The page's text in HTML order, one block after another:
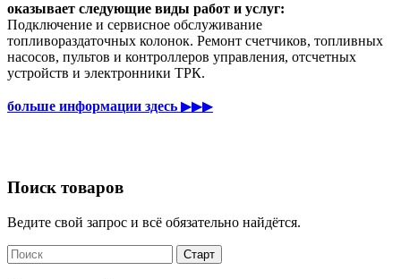
оказывает следующие виды работ и услуг:
Подключение и сервисное обслуживание
топливораздаточных колонок. Ремонт счетчиков, топливных
насосов, пультов и контроллеров управления, отсчетных
устройств и электронники ТРК.
больше информации здесь ▶▶▶
Поиск товаров
Ведите свой запрос и всё обязательно найдётся.